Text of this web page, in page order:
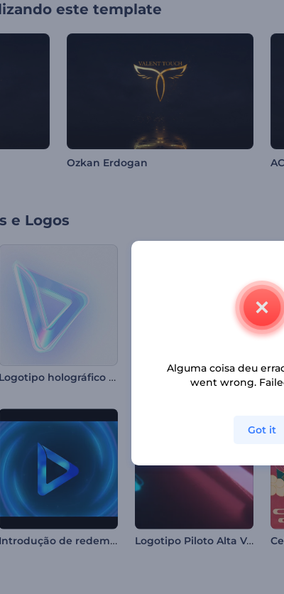
este template
Ozkan Erdogan
e Logos
Logotipo holográfico revelado
Introdução de redemoinho de energia neon Logotipo Piloto Alta Velocidade
Alguma coisa deu
went wrong.
Got it